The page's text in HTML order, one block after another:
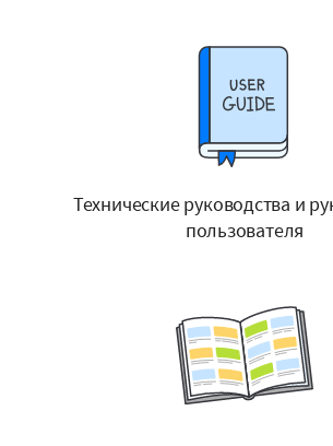
Технические руководства и
пользователя